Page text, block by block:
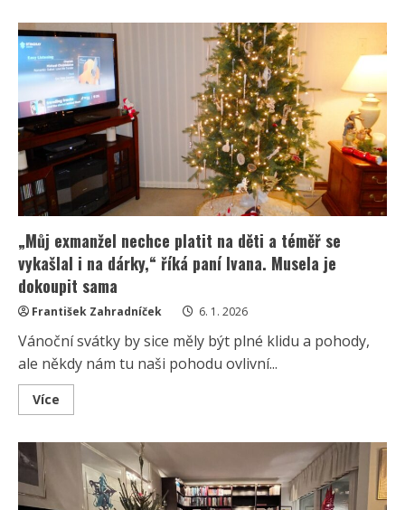
novoročního
obědu
mě
tchyně
vyhnala
z
domu,“
říká
paní
Klára.
Je
vděčná,
že
se
manžel
„Můj exmanžel nechce platit na děti a téměř se
vykašlal i na dárky,“ říká paní Ivana. Musela je
dokoupit sama
František Zahradníček 6. 1. 2026
Vánoční svátky by sice měly být plné klidu a pohody,
ale někdy nám tu naši pohodu ovlivní...
Více
more
exmanžel
nechce
platit